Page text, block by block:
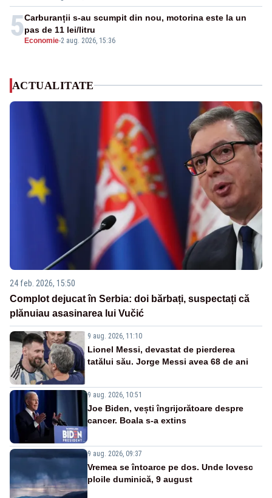
5 Economie-2 aug. 2026, 15:36
Carburanții s-au scumpit din nou, motorina este la un
pas de 11 lei/litru
ACTUALITATE
24 feb. 2026, 15:50
Complot dejucat în Serbia: doi bărbați, suspectați că
plănuiau asasinarea lui Vučić
9 aug. 2026, 11:10
Lionel Messi, devastat de pierderea
tatălui său. Jorge Messi avea 68 de ani
9 aug. 2026, 10:51
Joe Biden, vești îngrijorătoare despre
cancer. Boala s-a extins
9 aug. 2026, 09:37
Vremea se întoarce pe dos. Unde lovesc
ploile duminică, 9 august